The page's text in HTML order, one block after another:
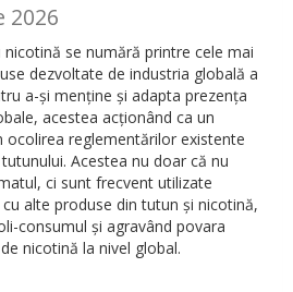
2026
nicotină se numără printre cele mai
dezvoltate de industria globală a
a-și menține și adapta prezența
acestea acționând ca un
ocolirea reglementărilor existente
Acestea nu doar că nu
ci sunt frecvent utilizate
alte produse din tutun și nicotină,
consumul și agravând povara
nicotină la nivel global.